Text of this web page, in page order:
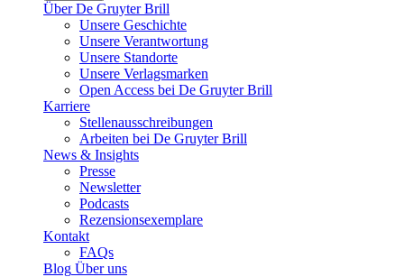
Über De Gruyter Brill
Unsere Geschichte
Unsere Verantwortung
Unsere Standorte
Unsere Verlagsmarken
Open Access bei De Gruyter Brill
Karriere
Stellenausschreibungen
Arbeiten bei De Gruyter Brill
News & Insights
Presse
Newsletter
Podcasts
Rezensionsexemplare
Kontakt
FAQs
Blog Über uns